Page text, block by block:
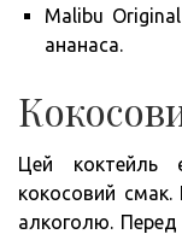
Malibu
ананаса.
Цей
кокосовий смак.
алкоголю. Перед